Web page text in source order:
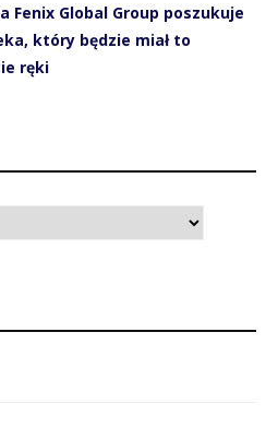
Fenix Global Group poszukuje
który będzie miał to
ręki